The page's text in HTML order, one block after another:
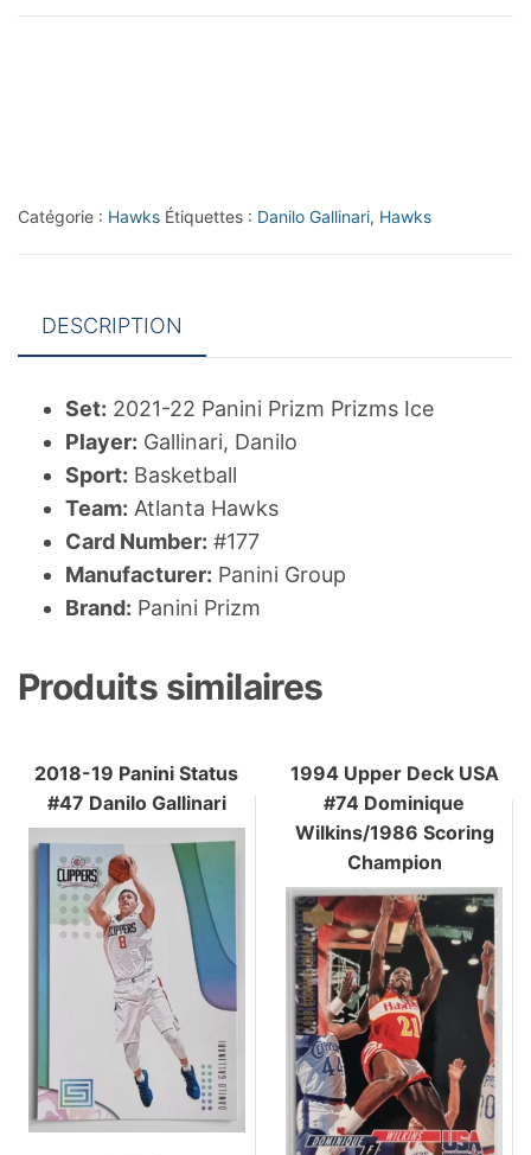
#177
Catégorie : Hawks Étiquettes : Danilo Gallinari, Hawks
DESCRIPTION
Set: 2021-22 Panini Prizm Prizms Ice
Player: Gallinari, Danilo
Sport: Basketball
Team: Atlanta Hawks
Card Number: #177
Manufacturer: Panini Group
Brand: Panini Prizm
Produits similaires
2018-19 Panini Status
#47 Danilo Gallinari
1994 Upper Deck USA
#74 Dominique
Wilkins/1986 Scoring
Champion